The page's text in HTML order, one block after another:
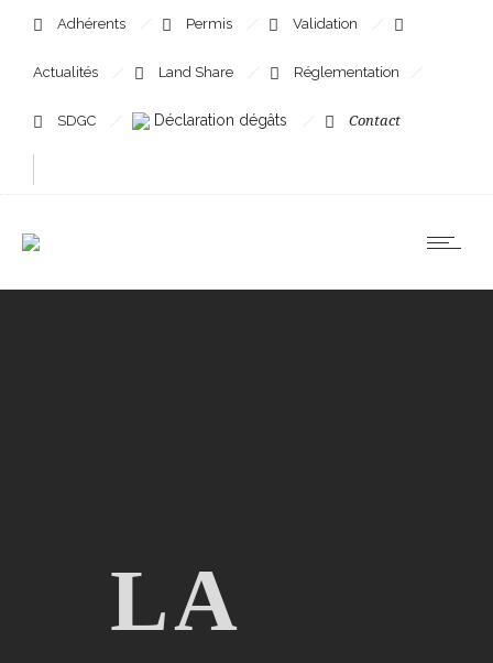
Adhérents Permis Validation
Actualités Land Share Réglementation
SDGC Déclaration dégâts Contact
LA